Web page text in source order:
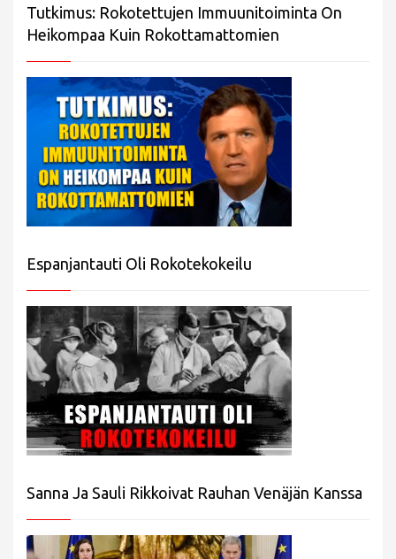
Tutkimus: Rokotettujen Immuunitoiminta On
Heikompaa Kuin Rokottamattomien
Espanjantauti Oli Rokotekokeilu
Sanna Ja Sauli Rikkoivat Rauhan Venäjän Kanssa